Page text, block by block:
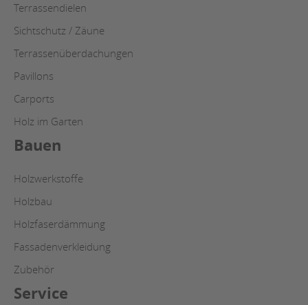
Terrassendielen
Sichtschutz / Zäune
Terrassenüberdachungen
Pavillons
Carports
Holz im Garten
Bauen
Holzwerkstoffe
Holzbau
Holzfaserdämmung
Fassadenverkleidung
Zubehör
Service